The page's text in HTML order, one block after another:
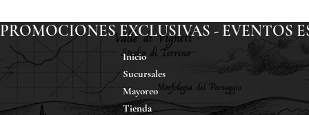
PROMOCIONES EXCLUSIVAS - EVENTOS
Inicio
Sucursales
Mayoreo
Tienda